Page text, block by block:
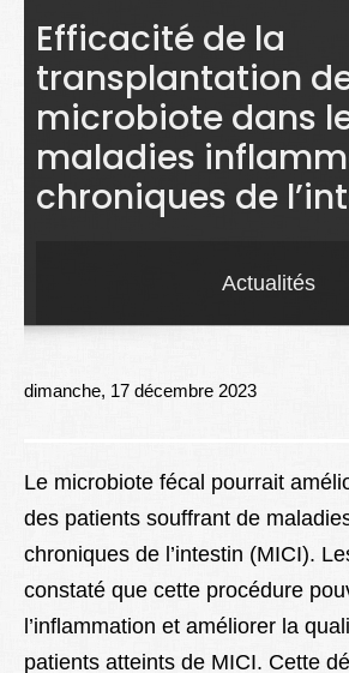
Actualités
Sciences
Maladies
Soins
Droit
Efficacité de la
transplantation
microbiote dans
maladies
chroniques de
Actualités
dimanche, 17 décembre 2023
Le microbiote fécal pourrait
des patients souffrant de
chroniques de l’intestin (MICI).
constaté que cette procédure
l’inflammation et améliorer la
patients atteints de MICI. Cette